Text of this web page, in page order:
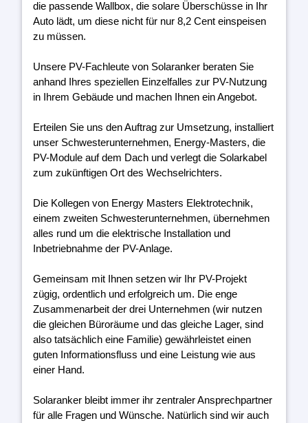
die passende Wallbox, die solare Überschüsse in Ihr
Auto lädt, um diese nicht für nur 8,2 Cent einspeisen
zu müssen.
Unsere PV-Fachleute von Solaranker beraten Sie
anhand Ihres speziellen Einzelfalles zur PV-Nutzung
in Ihrem Gebäude und machen Ihnen ein Angebot.
Erteilen Sie uns den Auftrag zur Umsetzung, installiert
unser Schwesterunternehmen, Energy-Masters, die
PV-Module auf dem Dach und verlegt die Solarkabel
zum zukünftigen Ort des Wechselrichters.
Die Kollegen von Energy Masters Elektrotechnik,
einem zweiten Schwesterunternehmen, übernehmen
alles rund um die elektrische Installation und
Inbetriebnahme der PV-Anlage.
Gemeinsam mit Ihnen setzen wir Ihr PV-Projekt
zügig, ordentlich und erfolgreich um. Die enge
Zusammenarbeit der drei Unternehmen (wir nutzen
die gleichen Büroräume und das gleiche Lager, sind
also tatsächlich eine Familie) gewährleistet einen
guten Informationsfluss und eine Leistung wie aus
einer Hand.
Solaranker bleibt immer ihr zentraler Ansprechpartner
für alle Fragen und Wünsche. Natürlich sind wir auch